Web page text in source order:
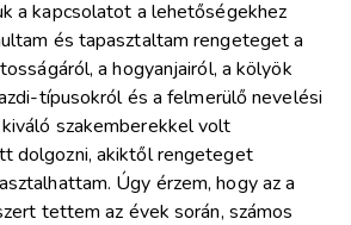
a kapcsolatot a lehetőségekhez
és tapasztaltam rengeteget a
a hogyanjairól, a kölyök
típusokról és a felmerülő nevelési
szakemberekkel volt
dolgozni, akiktől rengeteget
Úgy érzem, hogy az a
tettem az évek során, számos